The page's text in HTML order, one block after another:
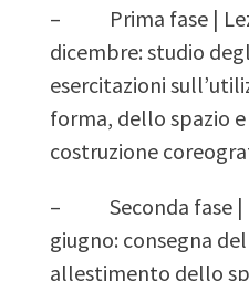
– Prima fase |
dicembre: studio
esercitazioni
forma, dello spazio
costruzione
– Seconda fase |
giugno: consegna
allestimento dello